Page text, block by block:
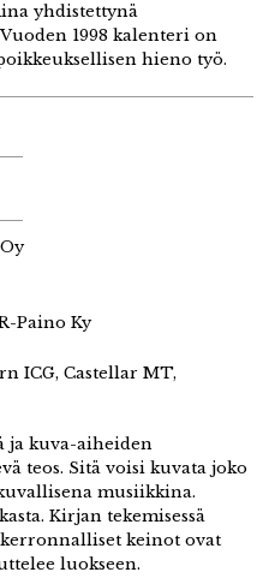
yhdistettynä
1998 kalenteri on
hieno työ.
Paino Ky
ICG, Castellar MT,
ja kuva-aiheiden
teos. Sitä voisi kuvata joko
musiikkina.
Kirjan tekemisessä
keinot ovat
luokseen.